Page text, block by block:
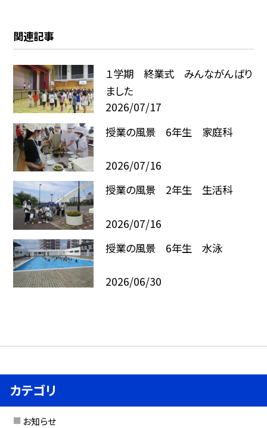
関連記事
１学期 終業式 みんながんばり
ました
2026/07/17
授業の風景 6年生 家庭科
2026/07/16
授業の風景 2年生 生活科
2026/07/16
授業の風景 6年生 水泳
2026/06/30
カテゴリ
お知らせ